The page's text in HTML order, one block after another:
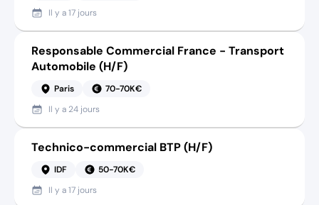
Il y a17 jours
Responsable Commercial France - Transport
Automobile (H/F)
Paris
70-70K€
Il y a 24 jours
Technico-commercial BTP (H/F)
IDF
50-70K€
Il y a17 jours